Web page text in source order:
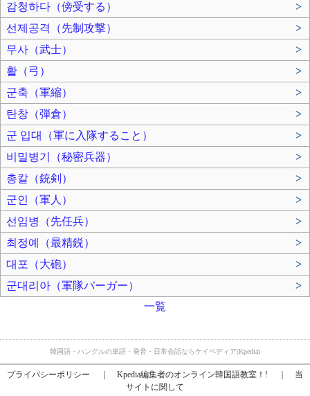
감청하다（傍受する）
>
선제공격（先制攻撃）
>
무사（武士）
>
활（弓）
>
군축（軍縮）
>
탄창（弾倉）
>
군 입대（軍に入隊すること）
>
비밀병기（秘密兵器）
>
총칼（銃剣）
>
군인（軍人）
>
선임병（先任兵）
>
최정예（最精鋭）
>
대포（大砲）
>
군대리아（軍隊バーガー）
>
一覧
韓国語・ハングルの単語・発音・日常会話ならケイペディア(Kpedia)
プライバシーポリシー Kpedia編集者のオンライン韓国語教室！!
当
サイトに関して